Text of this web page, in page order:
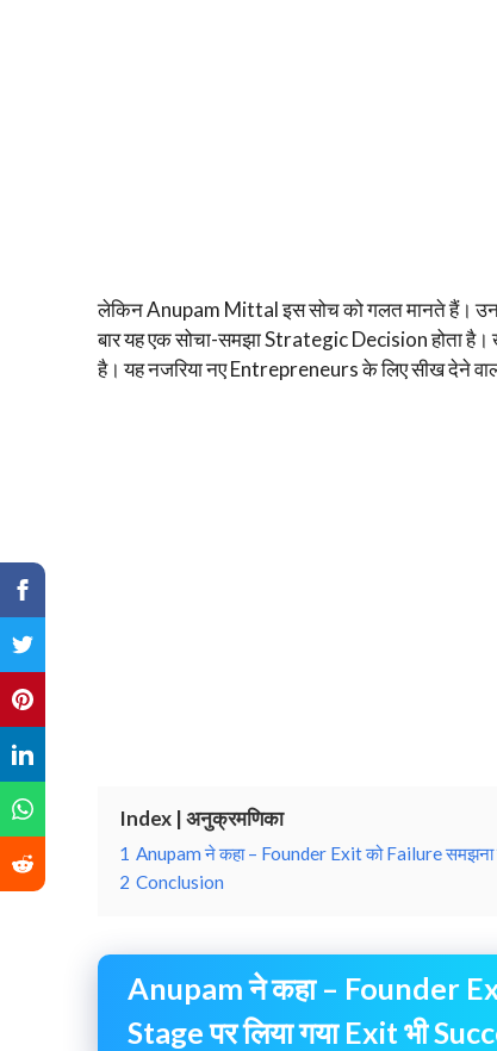
लेकिन Anupam Mittal इस सोच को गलत मानते हैं।
बार यह एक सोचा-समझा Strategic Decision होता
है। यह नजरिया नए Entrepreneurs के लिए सीख देने
Index | अनुक्रमणिका
1 Anupam ने कहा – Founder Exit को Failure समझना
2 Conclusion
Anupam ने कहा – Founder
Stage पर लिया गया Exit भी